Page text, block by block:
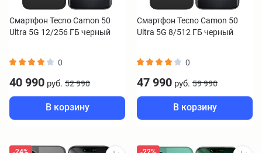
Смартфон Tecno Camon 50
Ultra 5G 12/256 ГБ черный
0
40 990 руб. 52 990
В корзину
Смартфон Tecno Camon 50
Ultra 5G 8/512 ГБ черный
0
47 990 руб. 59 990
В корзину